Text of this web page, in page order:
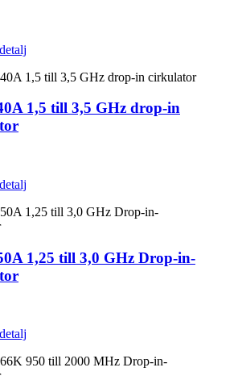
detalj
1,5 till 3,5 GHz drop-in
detalj
1,25 till 3,0 GHz Drop-in-
detalj